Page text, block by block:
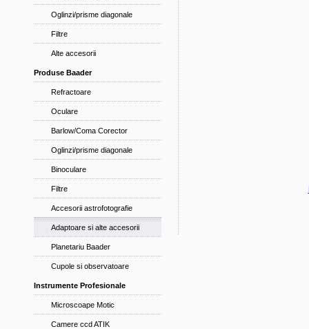
Oglinzi/prisme diagonale
Filtre
Alte accesorii
Produse Baader
Refractoare
Oculare
Barlow/Coma Corector
Oglinzi/prisme diagonale
Binoculare
Filtre
Accesorii astrofotografie
Adaptoare si alte accesorii
Planetariu Baader
Cupole si observatoare
Instrumente Profesionale
Microscoape Motic
Camere ccd ATIK